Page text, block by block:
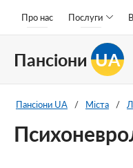
Про нас Послуги
Пансіони UA
Пансіони UA / Міста /